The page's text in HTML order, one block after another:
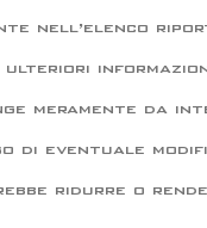
nell’elenco
meramente da
di eventuale
ridurre o